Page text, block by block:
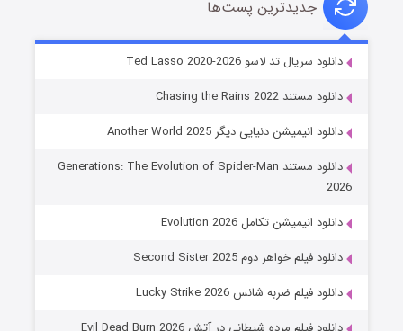
خاندان اژدها فصل ۳
جادوگری در مغولستان
جدیدترین پست‌ها
دانلود سریال تد لاسو Ted Lasso 2020-2026
دانلود مستند Chasing the Rains 2022
دانلود انیمیشن دنیایی دیگر Another World 2025
دانلود مستند Generations: The Evolution of Spider-Man
2026
دانلود انیمیشن تکامل Evolution 2026
دانلود فیلم خواهر دوم Second Sister 2025
دانلود فیلم ضربه شانس Lucky Strike 2026